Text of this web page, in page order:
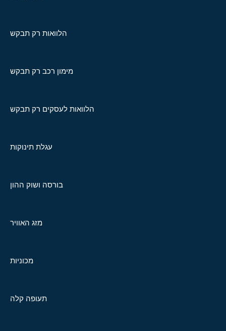
הלוואות רק תבקש
מימון רכב רק תבקש
הלוואות לעסקים רק תבקש
עגלת תינוקות
בורסה ושוק ההון
מזג האוויר
מכוניות
תעופה קלה